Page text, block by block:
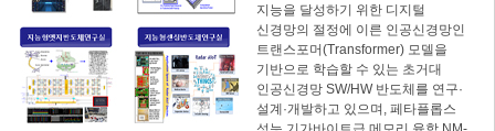
지능을 달성하기 위한 디지털
신경망의 절정에 이른 인공신경망인
트랜스포머(Transformer) 모델을
기반으로 학습할 수 있는 초거대
인공신경망 SW/HW 반도체를 연구·
설계·개발하고 있으며, 페타플롭스